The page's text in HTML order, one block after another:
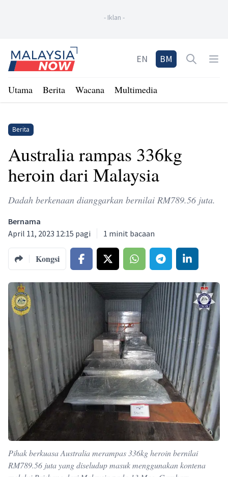
- Iklan -
Home
EN BM Open
Utama Berita Wacana Multimedia
Berita
Australia rampas 336kg
heroin dari Malaysia
Dadah berkenaan dianggarkan bernilai RM789.56 juta.
Bernama
April 11, 2023 12:15 pagi
1 minit bacaan
Kongsi
Pihak berkuasa Australia merampas 336kg heroin bernilai
RM789.56 juta yang diseludup masuk menggunakan kontena